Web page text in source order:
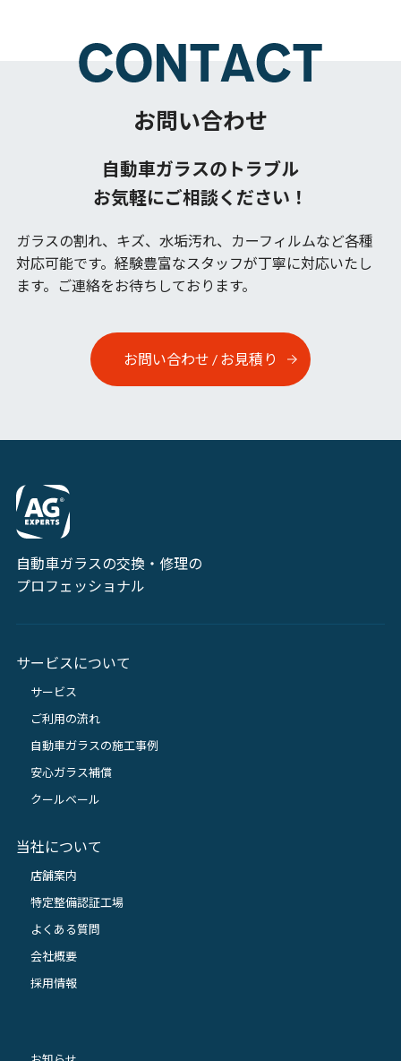
お問い合わせ
自動車ガラスのトラブル
お気軽にご相談ください！
ガラスの割れ、キズ、水垢汚れ、カーフィルムなど各種
対応可能です。 経験豊富なスタッフが丁寧に対応いたし
ます。ご連絡をお待ちしております。
お問い合わせ / お見積り
自動車ガラスの交換・修理の
プロフェッショナル
サービスについて
サービス
ご利用の流れ
自動車ガラスの施工事例
安心ガラス補償
クールベール
当社について
店舗案内
特定整備認証工場
よくある質問
会社概要
採用情報